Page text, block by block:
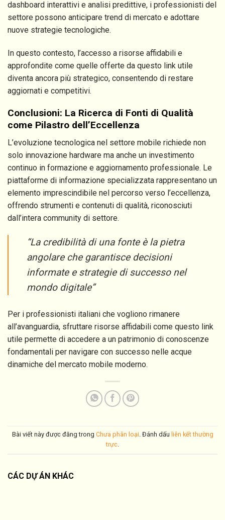
dashboard interattivi e analisi predittive, i professionisti del
settore possono anticipare trend di mercato e adottare
nuove strategie tecnologiche.
In questo contesto, l’accesso a risorse affidabili e
approfondite come quelle offerte da questo link utile
diventa ancora più strategico, consentendo di restare
aggiornati e competitivi.
Conclusioni: La Ricerca di Fonti di Qualità
come Pilastro dell’Eccellenza
L’evoluzione tecnologica nel settore mobile richiede non
solo innovazione hardware ma anche un investimento
continuo in formazione e aggiornamento professionale. Le
piattaforme di informazione specializzata rappresentano un
elemento imprescindibile nel percorso verso l’eccellenza,
offrendo strumenti e contenuti di qualità, riconosciuti
dall’intera community di settore.
“La credibilità di una fonte è la pietra
angolare che garantisce decisioni
informate e strategie di successo nel
mondo digitale”
Per i professionisti italiani che vogliono rimanere
all’avanguardia, sfruttare risorse affidabili come questo link
utile permette di accedere a un patrimonio di conoscenze
fondamentali per navigare con successo nelle acque
dinamiche del mercato mobile moderno.
Bài viết này được đăng trong Chưa phân loại. Đánh dấu liên kết thường
trực.
CÁC DỰ ÁN KHÁC